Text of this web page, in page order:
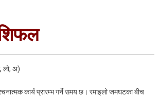
लो, अ)
कार्य प्रारम्भ गर्ने समय छ। रमाइलो जमघटका बीच